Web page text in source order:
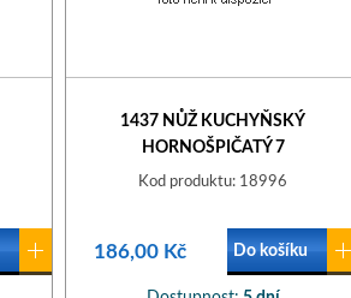
1437 NŮŽ KUCHYŇSKÝ
HORNOŠPIČATÝ 7
Kod produktu: 18996
186,00 Kč Do košíku